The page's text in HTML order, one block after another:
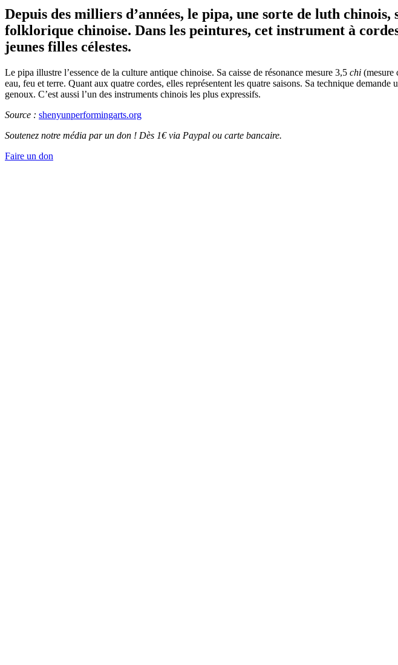
Depuis des milliers d’années, le pipa, une sorte de luth chinois,
folklorique chinoise. Dans les peintures, cet instrument à
jeunes filles célestes.
Le pipa illustre l’essence de la culture antique chinoise. Sa caisse de résonance mesure 3,5 chi (mesure
eau, feu et terre. Quant aux quatre cordes, elles représentent les quatre saisons. Sa technique
genoux. C’est aussi l’un des instruments chinois les plus expressifs.
Source : shenyunperformingarts.org
Soutenez notre média par un don ! Dès 1€ via Paypal ou carte bancaire.
Faire un don